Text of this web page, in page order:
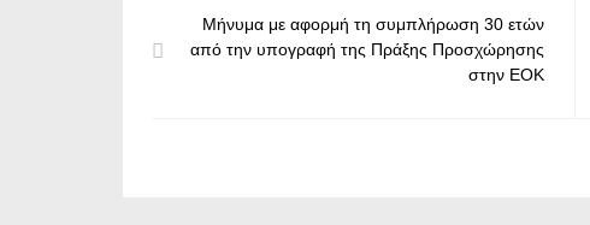
Μήνυμα με αφορμή τη συμπλήρωση 30 ετών
από την υπογραφή της Πράξης Προσχώρησης
στην ΕΟΚ